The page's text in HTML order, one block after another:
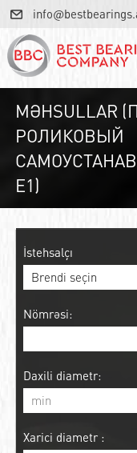
РОЛИКОВЫЙ
E1)
İstehsalçı
Nömrəsi:
Daxili diametr:
Xarici diametr :